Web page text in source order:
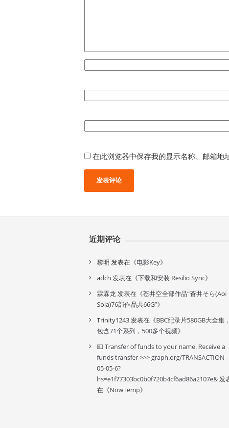
在此浏览器中保存我的显示名称、邮箱地
近期评论
黎明 发表在《电影Key》
adch 发表在《下载和安装 Resilio Sync》
霖霖龙发表在《苍井空全部作品”蒼井そら(Aoi
Sola)76部作品共66G”》
Trinity1243发表在《BBC纪录片580GB大全集，
包含71个系列，500多个视频》
💴 Transfer of funds to your name. Receive a
funds transfer >>> graph.org/TRANSACTION-
05-05-6?
hs=e1f77303bc0b0f720b4cf6ad86a2107e&发
在《NowTemp》